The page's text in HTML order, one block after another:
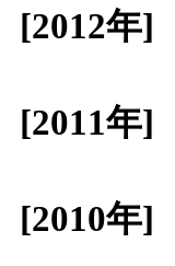
[2012年]
[2011年]
[2010年]